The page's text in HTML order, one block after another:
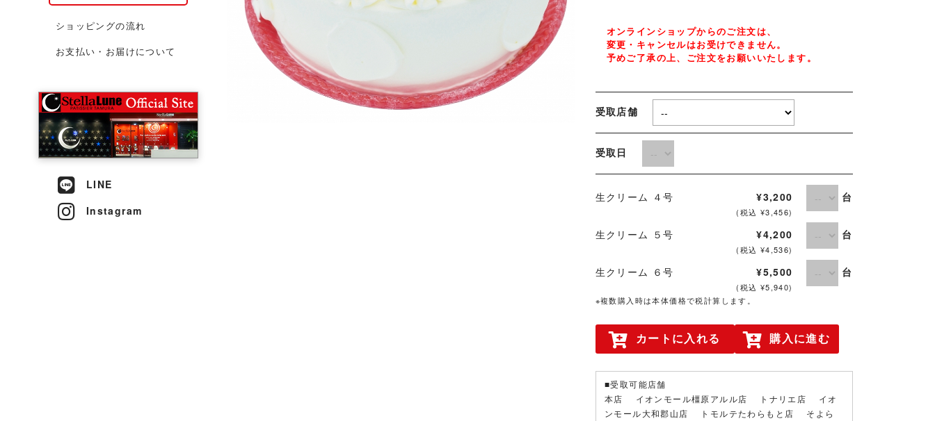
ショッピングの流れ
お支払い・お届けについて
LINE
Instagram
オンラインショップからのご注文は、
変更・キャンセルはお受けできません。
予めご了承の上、ご注文をお願いいたします。
受取店舗
受取日
生クリーム ４号 ¥3,200
(税込 ¥3,456)
台
生クリーム ５号 ¥4,200
(税込 ¥4,536)
台
生クリーム ６号 ¥5,500
(税込 ¥5,940)
台
※複数購入時は本体価格で税計算します。
カートに入れる 購入に進む
■受取可能店舗
本店 イオンモール橿原アルル店 トナリエ店 イオ
ンモール大和郡山店 トモルテたわらもと店 そよら